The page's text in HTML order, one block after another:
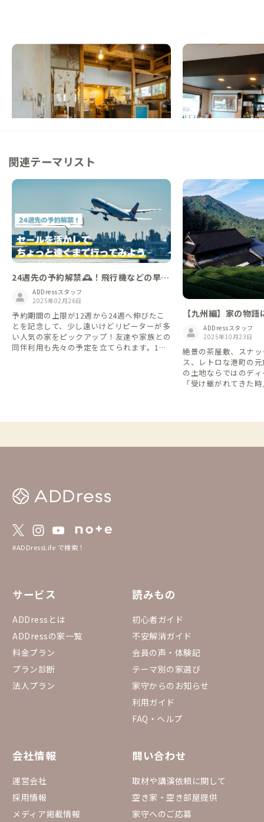
ゲストハウス
【福岡から90分】有明海に面する佐賀と熊
本に挟まれた家
この家からの距離 13km
佐賀A邸
佐賀県 ゲストハウス
【駅徒歩5分】国際交
一会の出会いを
この家からの距離 21km
関連テーマリスト
24週先の予約解禁🕰️！飛行機などの早
割/セールを活かして、普段と違うエリア
を楽しみませんか？🏝️
ADDressスタッフ
2025年02月26日
予約期間の上限が12週から24週へ伸びたこ
とを記念して、少し遠いけどリピーターが多
い人気の家をピックアップ！友達や家族との
同伴利用も先々の予定を立てられます。1月
に入りしている家もぜひチェックしてみてく
【九州編】家の物
き古民家ADDressスタッフ
2025年10月23日
絶景の茶屋敷、スナ
ス、レトロな港町の
の土地ならではのデ
「受け継がれてきた
#ADDressLife で検索！
サービス
ADDressとは
ADDressの家一覧
料金プラン
プラン診断
法人プラン
読みもの
初心者ガイド
不安解消ガイド
会員の声・体験記
テーマ別の家選び
家守からのお知らせ
利用ガイド
FAQ・ヘルプ
会社情報
運営会社
採用情報
メディア掲載情報
問い合わせ
取材や講演依頼に関して
空き家・空き部屋提供
家守へのご応募